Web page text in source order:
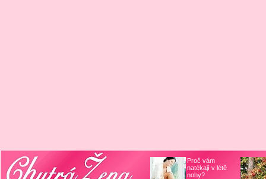
Proč vám
natékají v létě
nohy?